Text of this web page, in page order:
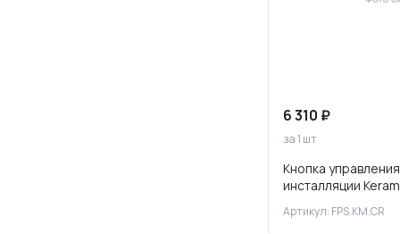
6 310 ₽
за 1 шт
Кнопка
инсталляции
Артикул: FPS.KM.CR